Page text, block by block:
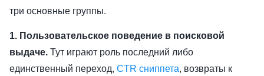
три основные группы.
1. Пользовательское поведение в поисковой
выдаче. Тут играют роль последний либо
единственный переход, CTR сниппета, возвраты к